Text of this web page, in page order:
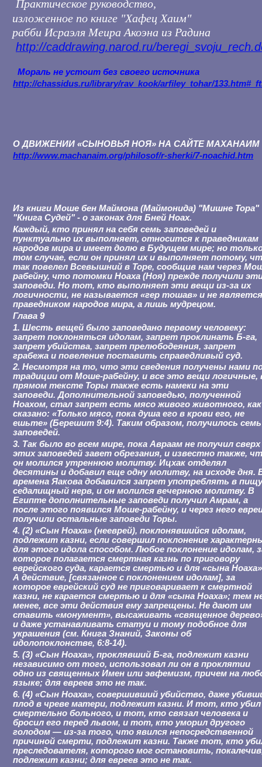
Практическое руководство,
изложенное по книге "Хафец Хаим"
рабби Исраэля Меира Акоэна из Радина
http://caddrawing.narod.ru/
Мораль не устоит без своего источника
http://chassidus.ru/library/rav_kook/arfiley_tohar/
О ДВИЖЕНИИ «СЫНОВЬЯ НОЯ» НА САЙТЕ МАХАНАИМ
http://www.machanaim.org/philosof/r-sherki/7-noachid.htm
Из книги Моше бен Маймона (Маймонида) "Мишне Тора"
"Книга Судей" - о законах для Бней Ноах.
Каждый, кто принял на себя семь заповедей и
пунктуально их выполняет, относится к праведникам
народов мира и имеет долю в Будущем мире; но
том случае, если он принял их и выполняет потому,
так повелел Всевышний в Торе, сообщив нам через
рабейну, что потомки Ноаха (Ноя) прежде получили
заповеди. Но тот, кто выполняет эти вещи из-за их
логичности, не называется «гер тошав» и не
праведником народов мира, а лишь мудрецом.
Глава 9
1. Шесть вещей было заповедано первому человеку:
запрет поклоняться идолам, запрет проклинать Б-га,
запрет убийства, запрет прелюбодеяния, запрет
грабежа и повеление поставить справедливый суд.
2. Несмотря на то, что эти сведения получены нами
традиции от Моше-рабейну, и все это вещи логичные,
прямом тексте Торы также есть намеки на эти
заповеди. Дополнительной заповедью, полученной
Ноахом, стал запрет есть мясо живого животного, как
сказано: «Только мясо, пока душа его в крови его, не
ешьте» (Берешит 9:4). Таким образом, получилось семь
заповедей.
3. Так было во всем мире, пока Авраам не получил сверх
этих заповедей завет обрезания, и известно также,
он молился утреннюю молитву. Ицхак отделял
десятины и добавил еще одну молитву, на исходе дня.
времена Яакова добавился запрет употреблять в
седалищный нерв, и он молился вечернюю молитву. В
Египте дополнительные заповеди получил Амрам, а
после этого появился Моше-рабейну, и через него
получили остальные заповеди Торы.
4. (2) «Сын Ноаха» (нееврей), поклонявшийся идолам,
подлежит казни, если совершил поклонение
для этого идола способом. Любое поклонение идолам,
которое полагается смертная казнь по приговору
еврейского суда, карается смертью и для «сына
А действие, [связанное с поклонением идолам], за
которое еврейский суд не приговаривает к смертной
казни, не карается смертью и для «сына Ноаха»; тем
менее, все эти действия ему запрещены. Не дают им
ставить «монумент», высаживать «священное
и даже устанавливать статуи и тому подобное для
украшения (см. Книга Знаний, Законы об
идолопоклонстве, 6:8-14).
5. (3) «Сын Ноаха», проклявший Б-га, подлежит казни
независимо от того, использовал ли он в проклятии
одно из священных Имен или эвфемизм, причем на
языке; для евреев это не так.
6. (4) «Сын Ноаха», совершивший убийство, даже
плод в чреве матери, подлежит казни. И тот, кто убил
смертельно больного, и тот, кто связал человека и
бросил его перед львом, и тот, кто уморил другого
голодом — из-за того, что явился непосредственной
причиной смерти, подлежит казни. Также тот, кто
преследователя, которого мог остановить,
подлежит казни; для евреев это не так.